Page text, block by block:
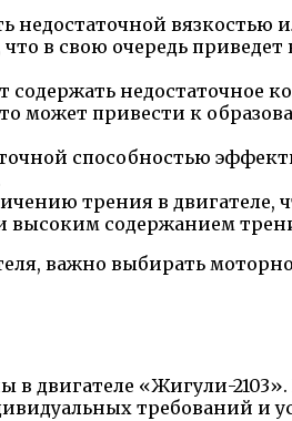
недостаточной вязкостью
в свою очередь приведет
недостаточное
может привести к
способностью
трения в двигателе,
высоким содержанием
важно выбирать
двигателе «Жигули-2103».
требований и